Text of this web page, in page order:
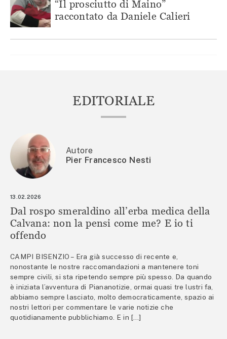
“Il prosciutto di Maino”
raccontato da Daniele Calieri
EDITORIALE
Autore
Pier Francesco Nesti
13.02.2026
Dal rospo smeraldino all’erba medica della
Calvana: non la pensi come me? E io ti
offendo
CAMPI BISENZIO – Era già successo di recente e,
nonostante le nostre raccomandazioni a mantenere toni
sempre civili, si sta ripetendo sempre più spesso. Da quando
è iniziata l’avventura di Piananotizie, ormai quasi tre lustri fa,
abbiamo sempre lasciato, molto democraticamente, spazio ai
nostri lettori per commentare le varie notizie che
quotidianamente pubblichiamo. E in […]